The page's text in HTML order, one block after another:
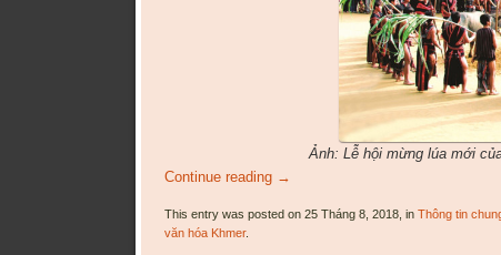
Ảnh: Lễ hội mừng lúa mới
Continue reading →
This entry was posted on 25 Tháng 8, 2018, in Thông tin
văn hóa Khmer.